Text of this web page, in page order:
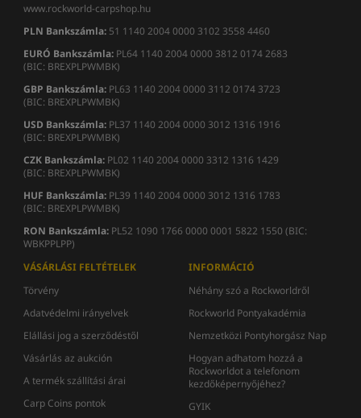
www.rockworld-carpshop.hu
PLN Bankszámla: 51 1140 2004 0000 3102 3558 4460
EURÓ Bankszámla: PL64 1140 2004 0000 3812 0174 2683
(BIC: BREXPLPWMBK)
GBP Bankszámla: PL63 1140 2004 0000 3112 0174 3723
(BIC: BREXPLPWMBK)
USD Bankszámla: PL37 1140 2004 0000 3012 1316 1916
(BIC: BREXPLPWMBK)
CZK Bankszámla: PL02 1140 2004 0000 3312 1316 1429
(BIC: BREXPLPWMBK)
HUF Bankszámla: PL39 1140 2004 0000 3012 1316 1783
(BIC: BREXPLPWMBK)
RON Bankszámla: PL52 1090 1766 0000 0001 5822 1550 (BIC:
WBKPPLPP)
VÁSÁRLÁSI FELTÉTELEK
Törvény
Adatvédelmi irányelvek
Elállási jog a szerződéstől
Vásárlás az aukción
A termék szállítási árai
Carp Coins pontok
INFORMÁCIÓ
Néhány szó a Rockworldről
Rockworld Pontyakadémia
Nemzetközi Pontyhorgász Nap
Hogyan adhatom hozzá a
Rockworldot a telefonom
kezdőképernyőjéhez?
GYIK